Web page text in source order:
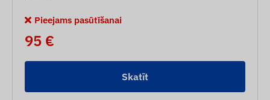
Pieejams pasūtīšanai
95 €
Skatīt